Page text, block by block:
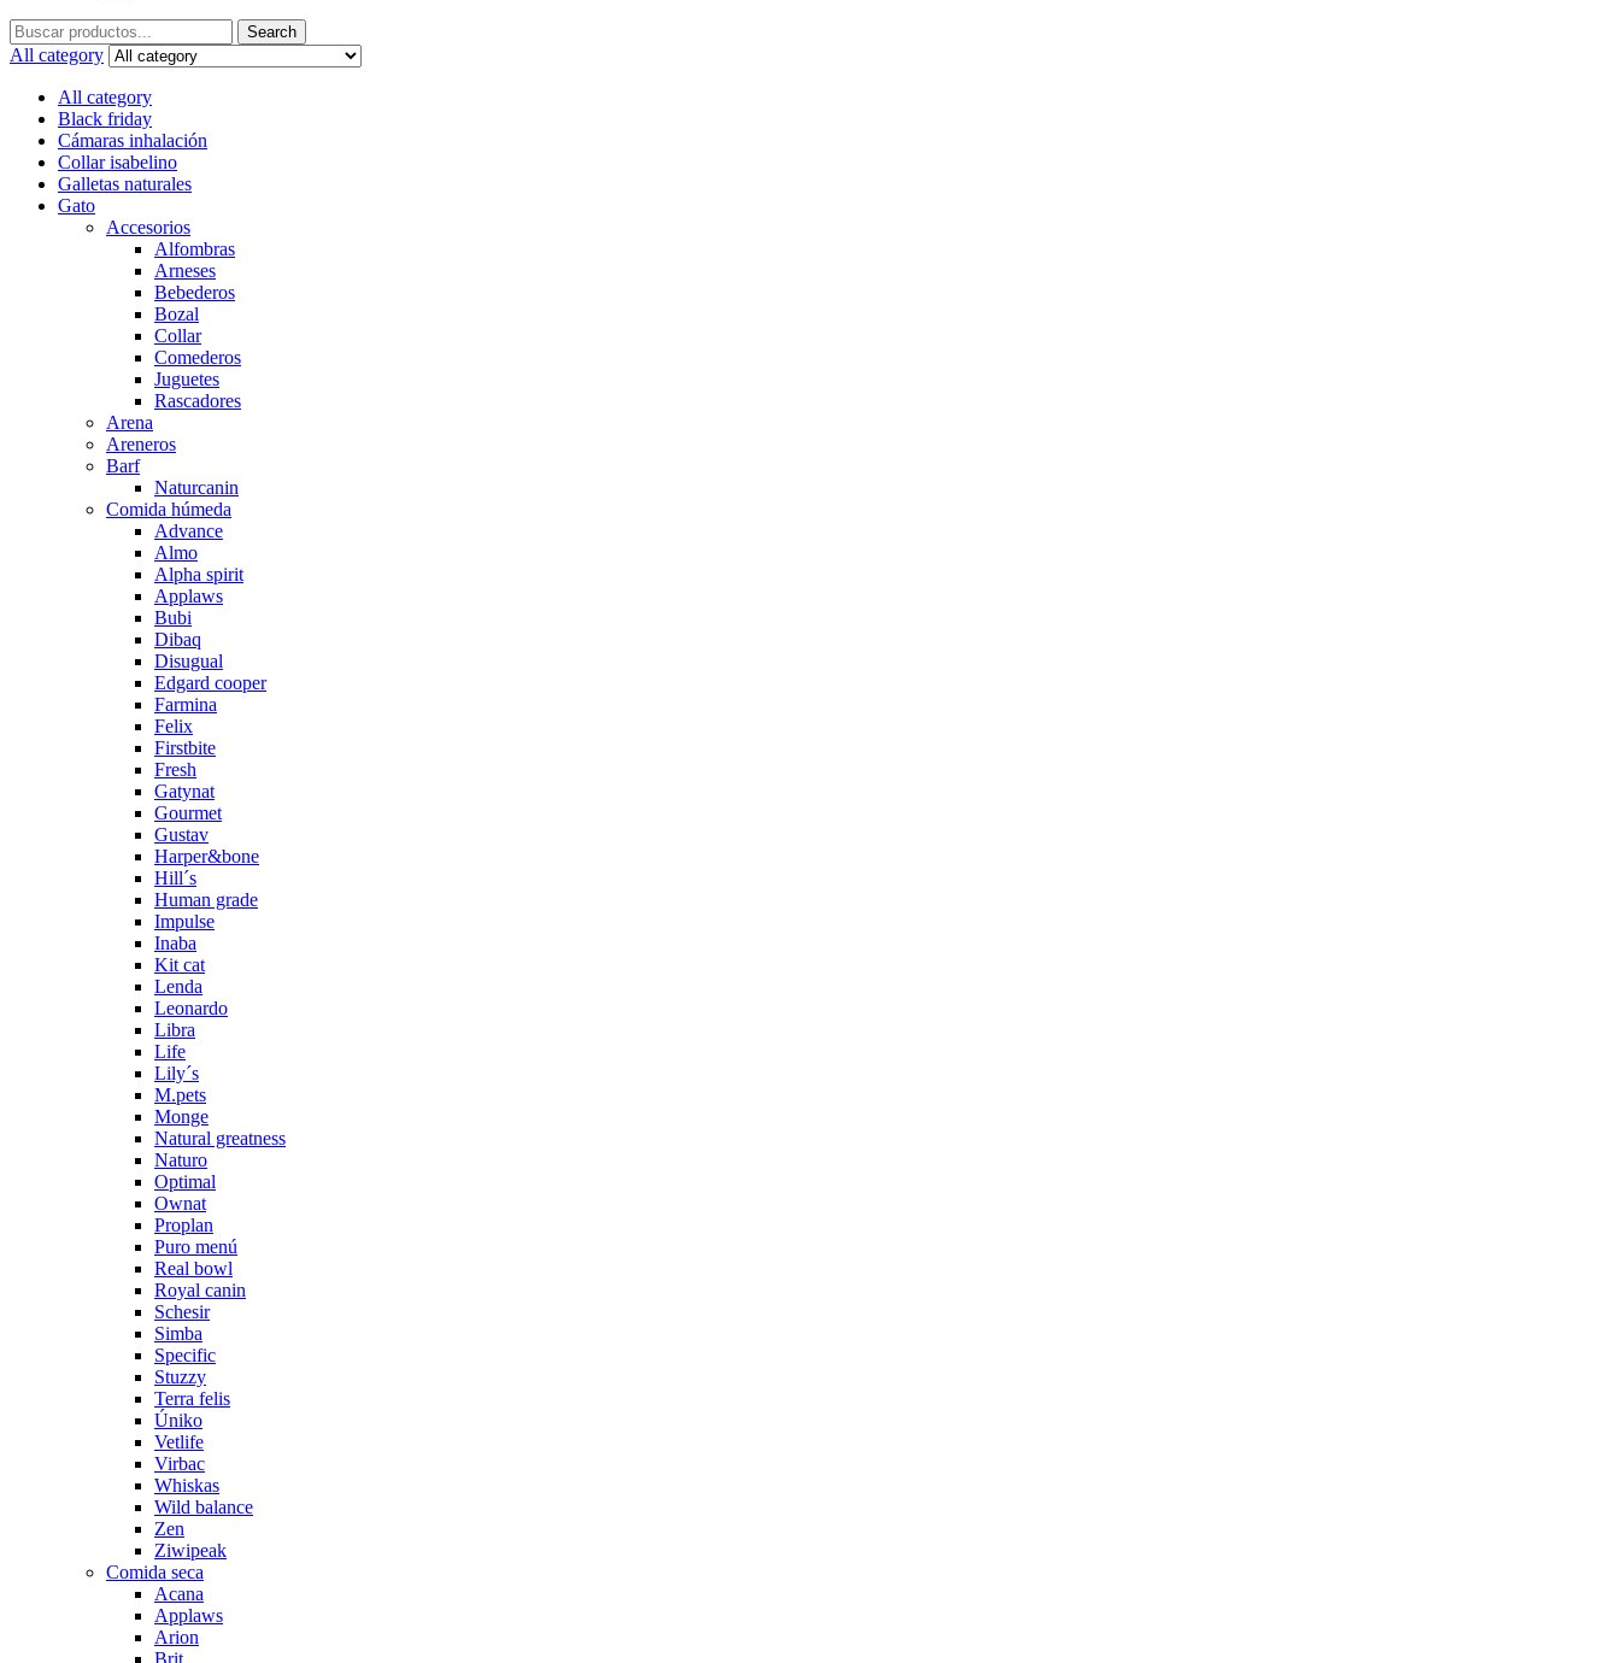
Search
for:
Search
All category
All category
Black friday
Cámaras inhalación
Collar isabelino
Galletas naturales
Gato
Accesorios
Alfombras
Arneses
Bebederos
Bozal
Collar
Comederos
Juguetes
Rascadores
Arena
Areneros
Barf
Naturcanin
Comida húmeda
Advance
Almo
Alpha spirit
Applaws
Bubi
Dibaq
Disugual
Edgard cooper
Farmina
Felix
Firstbite
Fresh
Gatynat
Gourmet
Gustav
Harper&bone
Hill´s
Human grade
Impulse
Inaba
Kit cat
Lenda
Leonardo
Libra
Life
Lily´s
M.pets
Monge
Natural greatness
Naturo
Optimal
Ownat
Proplan
Puro menú
Real bowl
Royal canin
Schesir
Simba
Specific
Stuzzy
Terra felis
Úniko
Vetlife
Virbac
Whiskas
Wild balance
Zen
Ziwipeak
Comida seca
Acana
Applaws
Arion
Brit